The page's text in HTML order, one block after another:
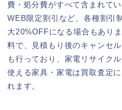
費・処分費がすべて含まれて
WEB限定割引など、各種割引
大20%OFFになる場合もあり
料で、見積もり後のキャンセ
も行っており、家電リサイク
使える家具・家電は買取査定
れます。